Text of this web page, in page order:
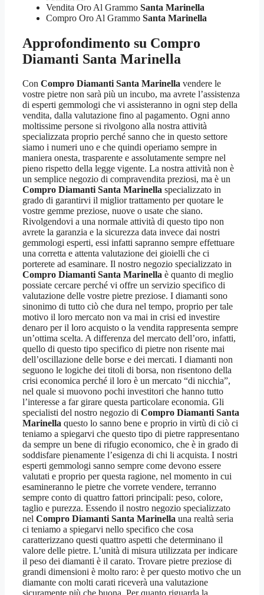
Vendita Oro Al Grammo Santa Marinella
Compro Oro Al Grammo Santa Marinella
Approfondimento su Compro
Diamanti Santa Marinella
Con Compro Diamanti Santa Marinella vendere le
vostre pietre non sarà più un incubo, ma avrete l’assistenza
di esperti gemmologi che vi assisteranno in ogni step della
vendita, dalla valutazione fino al pagamento. Ogni anno
moltissime persone si rivolgono alla nostra attività
specializzata proprio perché sanno che in questo settore
siamo i numeri uno e che quindi operiamo sempre in
maniera onesta, trasparente e assolutamente sempre nel
pieno rispetto della legge vigente. La nostra attività non è
un semplice negozio di compravendita preziosi, ma è un
Compro Diamanti Santa Marinella specializzato in
grado di garantirvi il miglior trattamento per quotare le
vostre gemme preziose, nuove o usate che siano.
Rivolgendovi a una normale attività di questo tipo non
avrete la garanzia e la sicurezza data invece dai nostri
gemmologi esperti, essi infatti sapranno sempre effettuare
una corretta e attenta valutazione dei gioielli che ci
porterete ad esaminare. Il nostro negozio specializzato in
Compro Diamanti Santa Marinella è quanto di meglio
possiate cercare perché vi offre un servizio specifico di
valutazione delle vostre pietre preziose. I diamanti sono
sinonimo di tutto ciò che dura nel tempo, proprio per tale
motivo il loro mercato non va mai in crisi ed investire
denaro per il loro acquisto o la vendita rappresenta sempre
un’ottima scelta. A differenza del mercato dell’oro, infatti,
quello di questo tipo specifico di pietre non risente mai
dell’oscillazione delle borse e dei mercati. I diamanti non
seguono le logiche dei titoli di borsa, non risentono della
crisi economica perché il loro è un mercato “di nicchia”,
nel quale si muovono pochi investitori che hanno tutto
l’interesse a far girare questa particolare economia. Gli
specialisti del nostro negozio di Compro Diamanti Santa
Marinella questo lo sanno bene e proprio in virtù di ciò ci
teniamo a spiegarvi che questo tipo di pietre rappresentano
da sempre un bene di rifugio economico, che è in grado di
soddisfare pienamente l’esigenza di chi li acquista. I nostri
esperti gemmologi sanno sempre come devono essere
valutati e proprio per questa ragione, nel momento in cui
esamineranno le pietre che vorrete vendere, terranno
sempre conto di quattro fattori principali: peso, colore,
taglio e purezza. Essendo il nostro negozio specializzato
nel Compro Diamanti Santa Marinella una realtà seria
ci teniamo a spiegarvi nello specifico che cosa
caratterizzano questi quattro aspetti che determinano il
valore delle pietre. L’unità di misura utilizzata per indicare
il peso dei diamanti è il carato. Trovare pietre preziose di
grandi dimensioni è molto raro: è per questo motivo che un
diamante con molti carati riceverà una valutazione